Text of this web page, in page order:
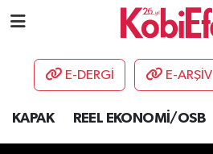
E-DERGİ E-ARŞİV
KAPAK REEL EKONOMİ/OSB
AKADEMİ
DESTEK-TEŞVİK